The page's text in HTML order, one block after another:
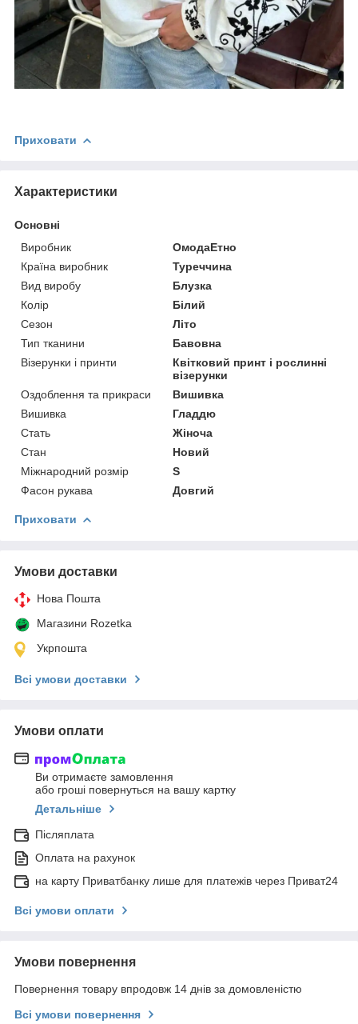
Приховати
Характеристики
Основні
Виробник
ОмодаЕтно
Країна виробник
Туреччина
Вид виробу
Блузка
Колір
Білий
Сезон
Літо
Тип тканини
Бавовна
Візерунки і принти
Квітковий принт і рослинні
візерунки
Оздоблення та прикраси
Вишивка
Вишивка
Гладдю
Стать
Жіноча
Стан
Новий
Міжнародний розмір
S
Фасон рукава
Довгий
Приховати
Умови доставки
Нова Пошта
Магазини Rozetka
Укрпошта
Всі умови доставки
Умови оплати
Ви отримаєте замовлення
або гроші повернуться на вашу картку
Детальніше
Післяплата
Оплата на рахунок
на карту Приватбанку лише для платежів через Приват24
Всі умови оплати
Умови повернення
Повернення товару впродовж 14 днів за домовленістю
Всі умови повернення